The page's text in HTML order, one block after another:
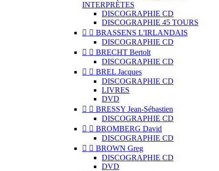
INTERPRÈTES
DISCOGRAPHIE CD
DISCOGRAPHIE 45 TOURS
  BRASSENS L'IRLANDAIS
DISCOGRAPHIE CD
  BRECHT Bertolt
DISCOGRAPHIE CD
  BREL Jacques
DISCOGRAPHIE CD
LIVRES
DVD
  BRESSY Jean-Sébastien
DISCOGRAPHIE CD
  BROMBERG David
DISCOGRAPHIE CD
  BROWN Greg
DISCOGRAPHIE CD
DVD